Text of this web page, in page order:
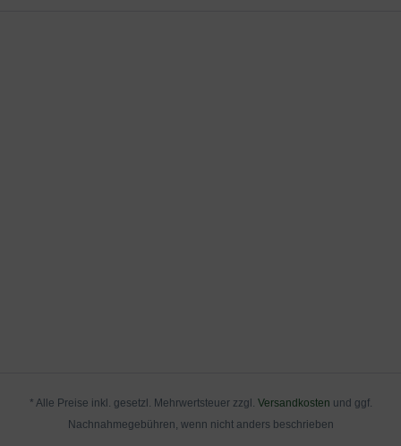
* Alle Preise inkl. gesetzl. Mehrwertsteuer zzgl. Versandkosten und ggf.
Nachnahmegebühren, wenn nicht anders beschrieben